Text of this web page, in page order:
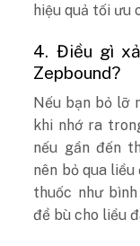
hiệu quả tối ưu
4. Điều gì
Zepbound?
Nếu bạn bỏ lỡ
khi nhớ ra
nếu gần đến
nên bỏ qua
thuốc như
để bù cho liều